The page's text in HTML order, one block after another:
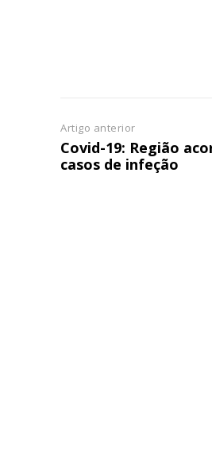
Artigo anterior
Covid-19: Região
casos de infeção